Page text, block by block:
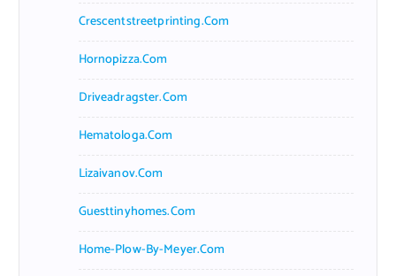
Crescentstreetprinting.com
Hornopizza.com
Driveadragster.com
Hematologa.com
Lizaivanov.com
Guesttinyhomes.com
Home-Plow-By-Meyer.com